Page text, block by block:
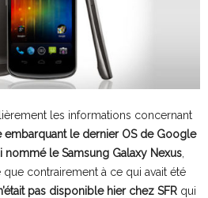
les informations concernant
embarquant le dernier OS de Google
nommé le Samsung Galaxy Nexus
contrairement à ce qui avait été
pas disponible hier chez SFR qui